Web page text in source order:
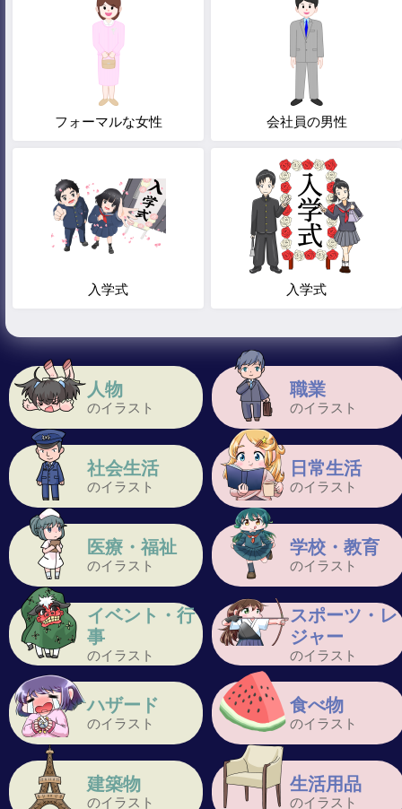
人物
のイラスト
職業
のイラスト
社会生活
のイラスト
日常生活
のイラスト
医療・福祉
のイラスト
学校・教育
のイラスト
イベント・行
事
のイラスト
スポーツ・レ
ジャー
のイラスト
ハザード
のイラスト
食べ物
のイラスト
建築物
のイラスト
生活用品
のイラスト
フォーマルな女性 会社員の男性
入学式 入学式